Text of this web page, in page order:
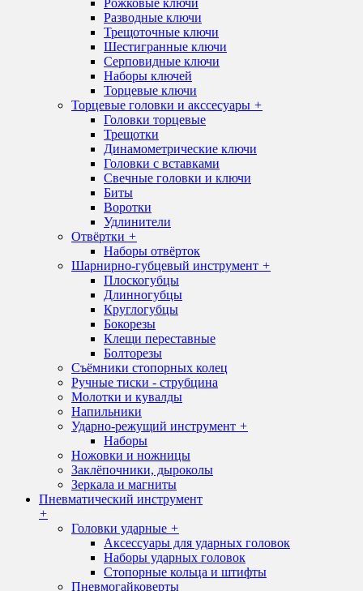
Рожковые ключи
Разводные ключи
Трещоточные ключи
Шестигранные ключи
Серповидные ключи
Наборы ключей
Торцевые ключи
Торцевые головки и акссесуары +
Головки торцевые
Трещотки
Динамометрические ключи
Головки с вставками
Свечные головки и ключи
Биты
Воротки
Удлинители
Отвёртки +
Наборы отвёрток
Шарнирно-губцевый инструмент +
Плоскогубцы
Длинногубцы
Круглогубцы
Бокорезы
Клещи переставные
Болторезы
Съёмники стопорных колец
Ручные тиски - струбцина
Молотки и кувалды
Напильники
Ударно-режущий инструмент +
Наборы
Ножовки и ножницы
Заклёпочники, дыроколы
Зеркала и магниты
Пневматический инструмент
+
Головки ударные +
Аксессуары для ударных головок
Наборы ударных головок
Стопорные кольца и штифты
Пневмогайковерты